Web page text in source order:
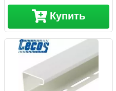
Купить